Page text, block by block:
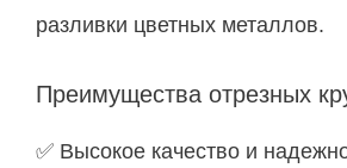
разливки цветных металлов.
Преимущества отрезных
✅ Высокое качество и